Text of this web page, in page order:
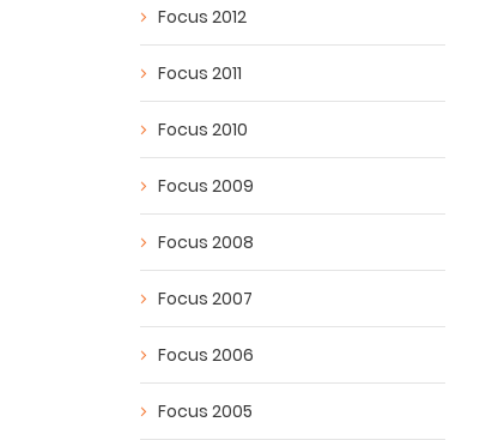
Focus 2012
Focus 2011
Focus 2010
Focus 2009
Focus 2008
Focus 2007
Focus 2006
Focus 2005